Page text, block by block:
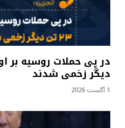
دیگر زخمی شدند
1 آگست 2026